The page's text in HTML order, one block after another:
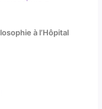
à l’Hôpital